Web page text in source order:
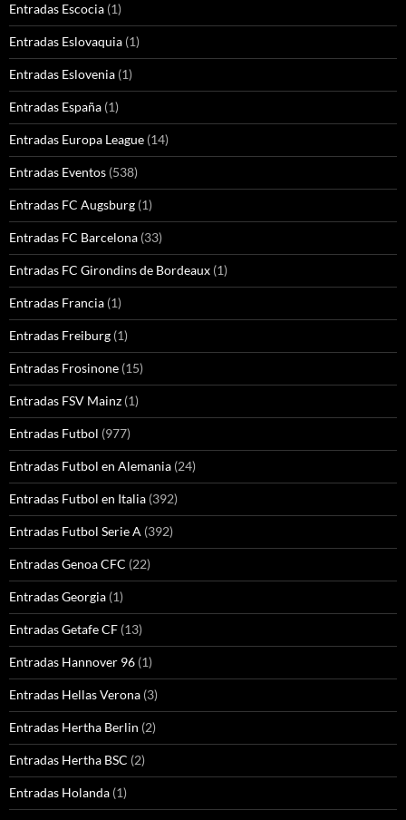
Entradas Escocia (1)
Entradas Eslovaquia (1)
Entradas Eslovenia (1)
Entradas España (1)
Entradas Europa League (14)
Entradas Eventos (538)
Entradas FC Augsburg (1)
Entradas FC Barcelona (33)
Entradas FC Girondins de Bordeaux (1)
Entradas Francia (1)
Entradas Freiburg (1)
Entradas Frosinone (15)
Entradas FSV Mainz (1)
Entradas Futbol (977)
Entradas Futbol en Alemania (24)
Entradas Futbol en Italia (392)
Entradas Futbol Serie A (392)
Entradas Genoa CFC (22)
Entradas Georgia (1)
Entradas Getafe CF (13)
Entradas Hannover 96 (1)
Entradas Hellas Verona (3)
Entradas Hertha Berlin (2)
Entradas Hertha BSC (2)
Entradas Holanda (1)